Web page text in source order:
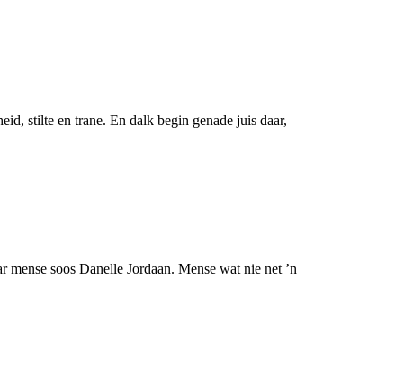
stilte en trane. En dalk begin genade juis daar,
soos Danelle Jordaan. Mense wat nie net ’n